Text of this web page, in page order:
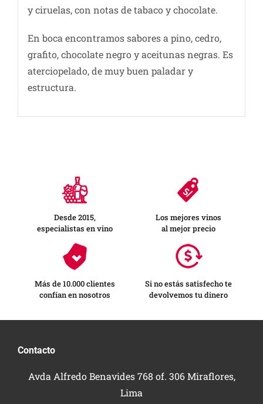
y ciruelas, con notas de tabaco y chocolate.
En boca encontramos sabores a pino, cedro,
grafito, chocolate negro y aceitunas negras. Es
aterciopelado, de muy buen paladar y
estructura.
Desde 2015,
especialistas en vino
Los mejores vinos
al mejor precio
Más de 10.000 clientes
confían en nosotros
Si no estás satisfecho te
devolvemos tu dinero
Contacto
Avda Alfredo Benavides 768 of. 306 Miraflores,
Lima